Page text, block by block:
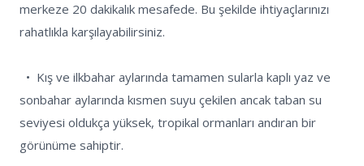
merkeze 20 dakikalık mesafede. Bu şekilde ihtiyaçlarınızı
rahatlıkla karşılayabilirsiniz.
sonbahar aylarında kısmen suyu çekilen ancak taban su
seviyesi oldukça yüksek, tropikal ormanları andıran bir
görünüme sahiptir.